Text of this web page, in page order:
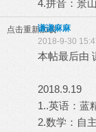
4.拼音：景
点击重新加载
谦谦麻麻
2018-9-30
本帖最后由
2018.9.19
1..英语：蓝
2.数学：自